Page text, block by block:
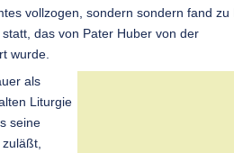
vollzogen, sondern sondern fand zu
das von Pater Huber von der
wurde.
als
Liturgie
seine